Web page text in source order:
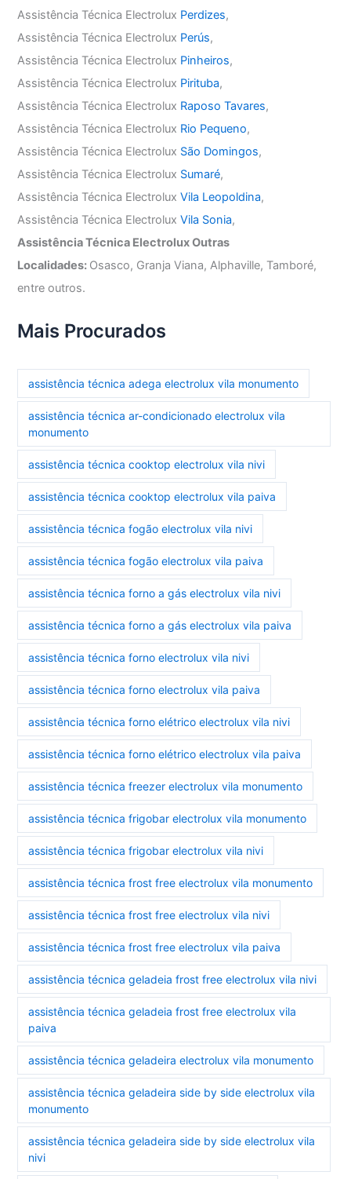
Assistência Técnica Electrolux Perdizes,
Assistência Técnica Electrolux Perús,
Assistência Técnica Electrolux Pinheiros,
Assistência Técnica Electrolux Pirituba,
Assistência Técnica Electrolux Raposo Tavares,
Assistência Técnica Electrolux Rio Pequeno,
Assistência Técnica Electrolux São Domingos,
Assistência Técnica Electrolux Sumaré,
Assistência Técnica ElectroluxVila Leopoldina,
Assistência Técnica ElectroluxVila Sonia,
Assistência Técnica Electrolux Outras
Localidades: Osasco, Granja Viana, Alphaville, Tamboré,
entre outros.
Mais Procurados
assistência técnica adega electrolux vila monumento
assistência técnica ar-condicionado electrolux vila
monumento
assistência técnica cooktop electrolux vila nivi
assistência técnica cooktop electrolux vila paiva
assistência técnica fogão electrolux vila nivi
assistência técnica fogão electrolux vila paiva
assistência técnica forno a gás electrolux vila nivi
assistência técnica forno a gás electrolux vila paiva
assistência técnica forno electrolux vila nivi
assistência técnica forno electrolux vila paiva
assistência técnica forno elétrico electrolux vila nivi
assistência técnica forno elétrico electrolux vila paiva
assistência técnica freezer electrolux vila monumento
assistência técnica frigobar electrolux vila monumento
assistência técnica frigobar electrolux vila nivi
assistência técnica frost free electrolux vila monumento
assistência técnica frost free electrolux vila nivi
assistência técnica frost free electrolux vila paiva
assistência técnica geladeia frost free electrolux vila nivi
assistência técnica geladeia frost free electrolux vila
paiva
assistência técnica geladeira electrolux vila monumento
assistência técnica geladeira side by side electrolux vila
monumento
assistência técnica geladeira side by side electrolux vila
nivi